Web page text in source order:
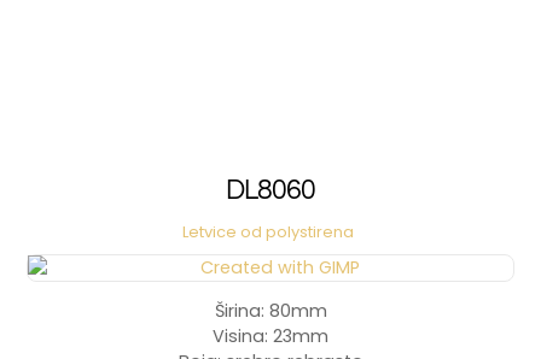
DL8060
Letvice od polystirena
Širina: 80mm
Visina: 23mm